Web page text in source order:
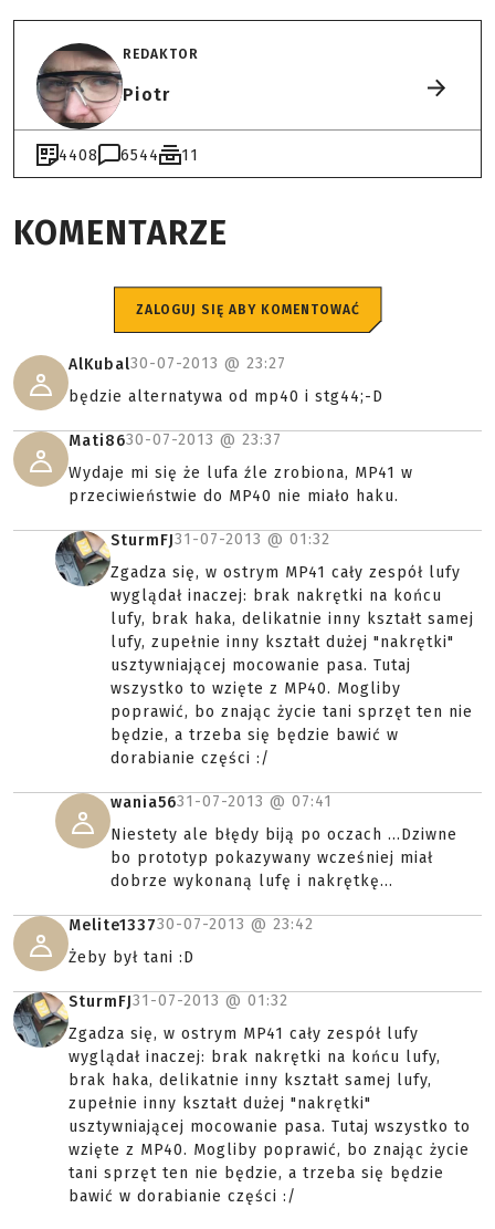
REDAKTOR
Piotr
4408 6544 11
KOMENTARZE
ZALOGUJ SIĘ ABY KOMENTOWAĆ
AlKubal30-07-2013 @ 23:27
będzie alternatywa od mp40 i stg44;-D
Mati8630-07-2013 @ 23:37
Wydaje mi się że lufa źle zrobiona, MP41 w
przeciwieństwie do MP40 nie miało haku.
SturmFJ31-07-2013 @ 01:32
Zgadza się, w ostrym MP41 cały zespół lufy
wyglądał inaczej: brak nakrętki na końcu
lufy, brak haka, delikatnie inny kształt samej
lufy, zupełnie inny kształt dużej "nakrętki"
usztywniającej mocowanie pasa. Tutaj
wszystko to wzięte z MP40. Mogliby
poprawić, bo znając życie tani sprzęt ten nie
będzie, a trzeba się będzie bawić w
dorabianie części :/
wania5631-07-2013 @ 07:41
Niestety ale błędy biją po oczach ...Dziwne
bo prototyp pokazywany wcześniej miał
dobrze wykonaną lufę i nakrętkę...
Melite133730-07-2013 @ 23:42
Żeby był tani :D
SturmFJ31-07-2013 @ 01:32
Zgadza się, w ostrym MP41 cały zespół lufy
wyglądał inaczej: brak nakrętki na końcu lufy,
brak haka, delikatnie inny kształt samej lufy,
zupełnie inny kształt dużej "nakrętki"
usztywniającej mocowanie pasa. Tutaj wszystko to
wzięte z MP40. Mogliby poprawić, bo znając życie
tani sprzęt ten nie będzie, a trzeba się będzie
bawić w dorabianie części :/